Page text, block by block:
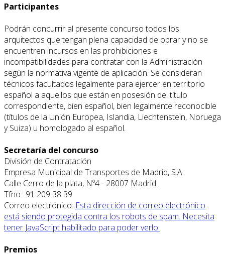
Participantes
Podrán concurrir al presente concurso todos los
arquitectos que tengan plena capacidad de obrar y no se
encuentren incursos en las prohibiciones e
incompatibilidades para contratar con la Administración
según la normativa vigente de aplicación. Se consideran
técnicos facultados legalmente para ejercer en territorio
español a aquellos que están en posesión del título
correspondiente, bien español, bien legalmente reconocible
(títulos de la Unión Europea, Islandia, Liechtenstein, Noruega
y Suiza) u homologado al español.
Secretaría del concurso
División de Contratación
Empresa Municipal de Transportes de Madrid, S.A.
Calle Cerro de la plata, Nº4 - 28007 Madrid.
Tfno.: 91 209 38 39
Correo electrónico: Esta dirección de correo electrónico
está siendo protegida contra los robots de spam. Necesita
tener JavaScript habilitado para poder verlo.
Premios